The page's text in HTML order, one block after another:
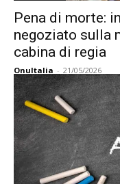
Pena di morte:
negoziato sulla
cabina di regia
OnuItalia - 21/05/2026